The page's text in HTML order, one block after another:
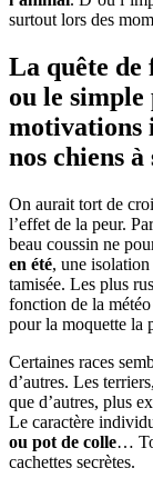
surtout lors des
La quête
ou le simple
motivations
nos chiens à
On aurait tort de
l’effet de la peur.
beau coussin ne
en été, une
tamisée. Les plus
fonction de la
pour la moquette la
Certaines races
d’autres. Les terriers,
que d’autres, plus
Le caractère
ou pot de colle…
cachettes secrètes.